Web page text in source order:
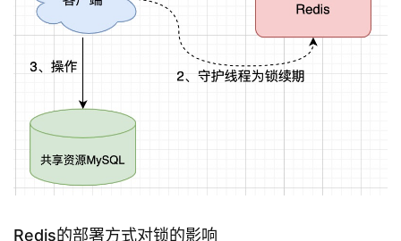
Redis的部署方式对锁的影响